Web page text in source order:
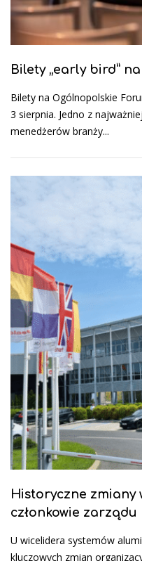
Bilety „early bird” na
Bilety na Ogólnopolskie
3 sierpnia. Jedno z
menedżerów branży...
Historyczne zmiany
członkowie zarządu
U wicelidera systemów
kluczowych zmian